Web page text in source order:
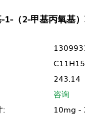
1-（2-甲基丙氧基
243.14
咨询
:
10mg -